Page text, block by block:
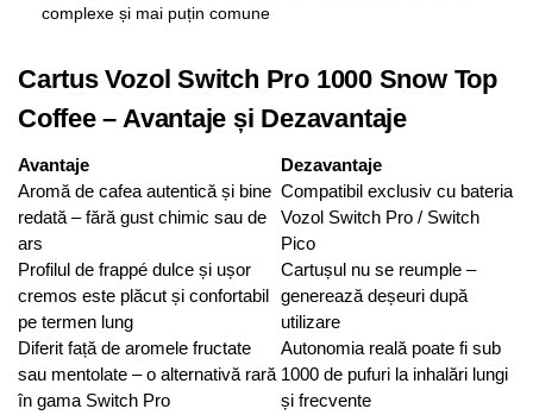
complexe și mai puțin comune
Cartus Vozol Switch Pro 1000 Snow Top
Coffee – Avantaje și Dezavantaje
Avantaje
Dezavantaje
Aromă de cafea autentică și bine
redată – fără gust chimic sau de
ars
Compatibil exclusiv cu bateria
Vozol Switch Pro / Switch
Pico
Profilul de frappé dulce și ușor
cremos este plăcut și confortabil
pe termen lung
Cartușul nu se reumple –
generează deșeuri după
utilizare
Diferit față de aromele fructate
sau mentolate – o alternativă rară
în gama Switch Pro
Autonomia reală poate fi sub
1000 de pufuri la inhalări lungi
și frecvente